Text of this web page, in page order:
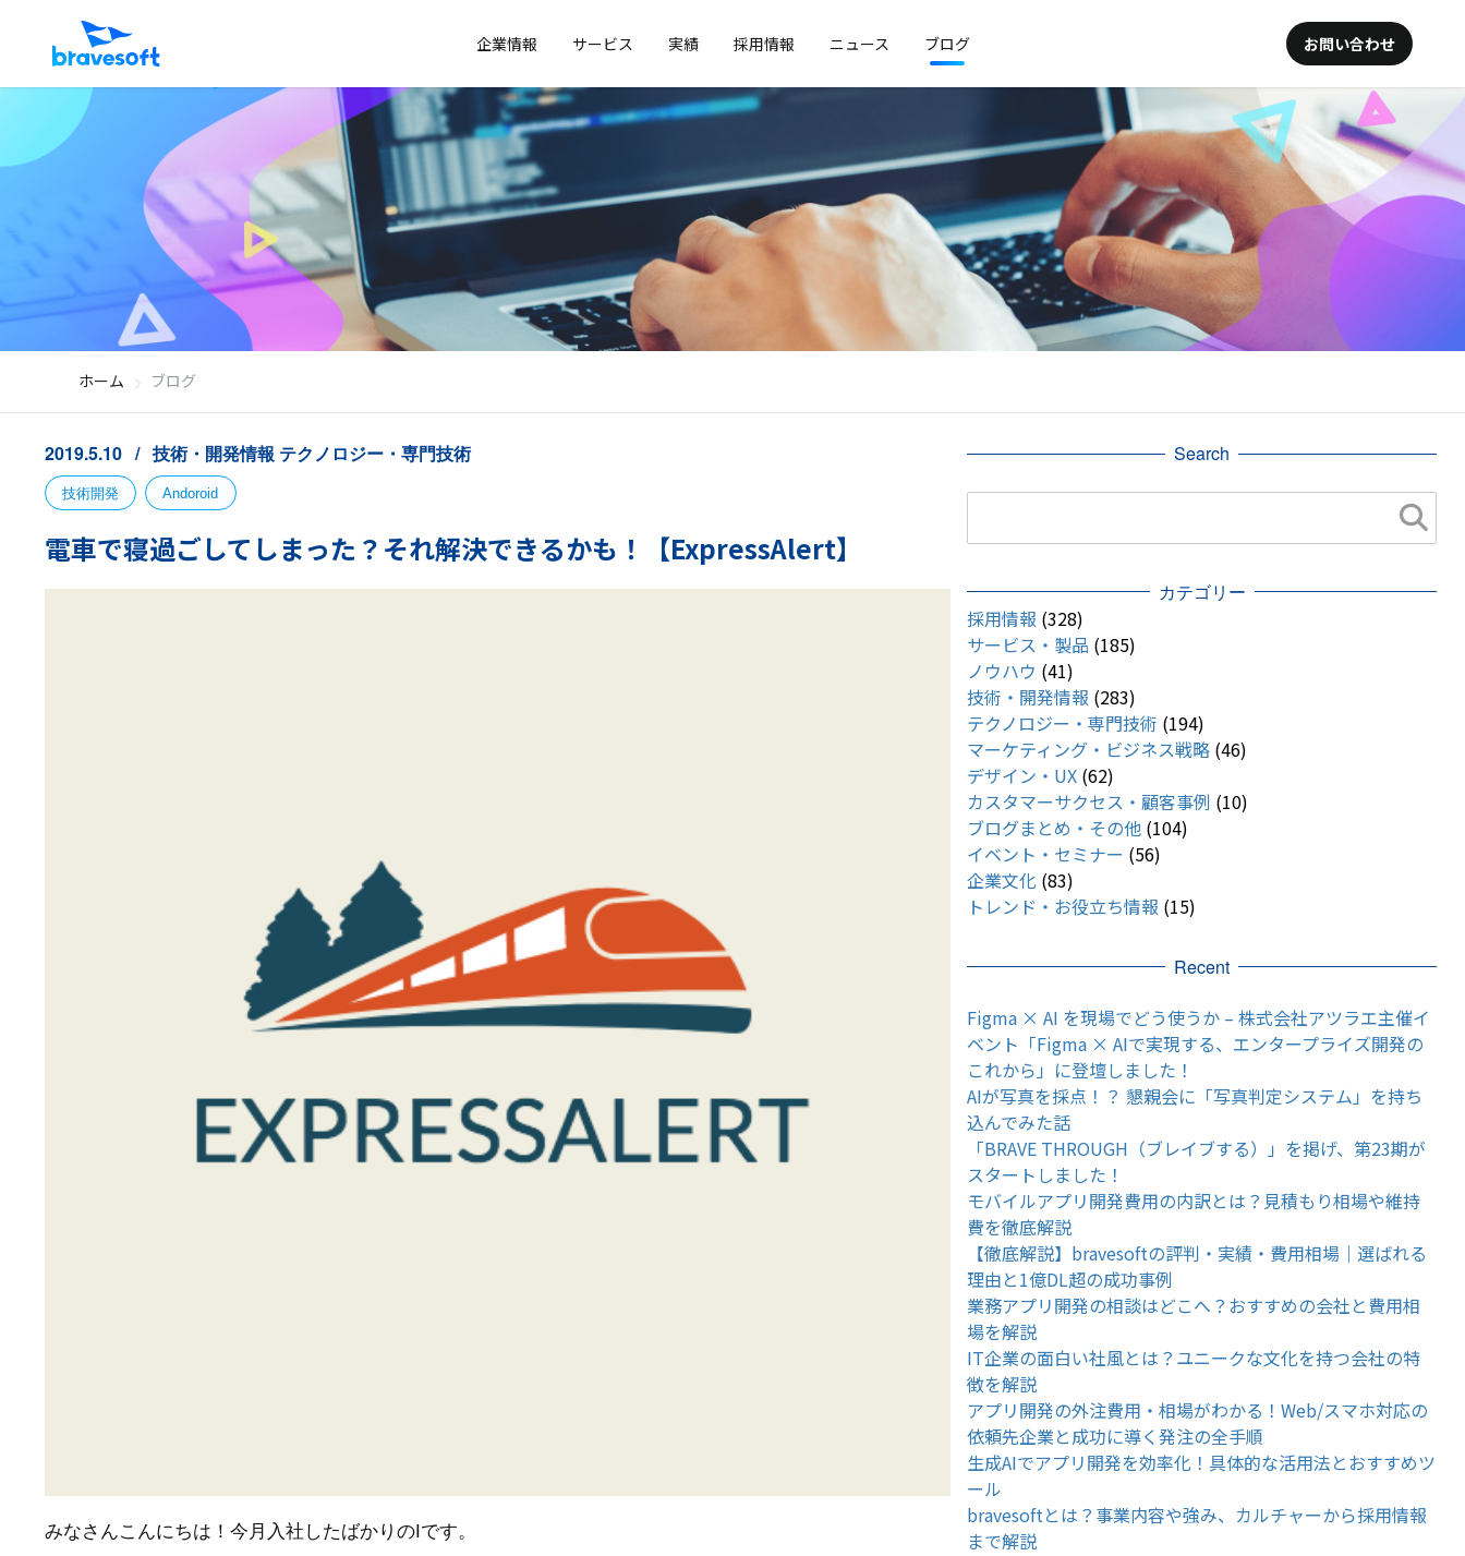
企業情報 サービス 実績 採用情報 ニュース ブログ お問い合わせ
ホーム ブログ
2019.5.10 技術・開発情報 テクノロジー・専門技術
技術開発 Andoroid
電車で寝過ごしてしまった？それ解決できるかも！【ExpressAlert】
みなさんこんにちは！今月入社したばかりのIです。
Search
カテゴリー
採用情報 (328)
サービス・製品 (185)
ノウハウ (41)
技術・開発情報 (283)
テクノロジー・専門技術 (194)
マーケティング・ビジネス戦略 (46)
デザイン・UX (62)
カスタマーサクセス・顧客事例 (10)
ブログまとめ・その他 (104)
イベント・セミナー (56)
企業文化 (83)
トレンド・お役立ち情報 (15)
Recent
Figma × AI を現場でどう使うか – 株式会社アツラエ主催イ
ベント「Figma × AIで実現する、エンタープライズ開発の
これから」に登壇しました！
AIが写真を採点！？ 懇親会に「写真判定システム」を持ち
込んでみた話
「BRAVE THROUGH（ブレイブする）」を掲げ、第23期が
スタートしました！
モバイルアプリ開発費用の内訳とは？見積もり相場や維持
費を徹底解説
【徹底解説】bravesoftの評判・実績・費用相場｜選ばれる
理由と1億DL超の成功事例
業務アプリ開発の相談はどこへ？おすすめの会社と費用相
場を解説
IT企業の面白い社風とは？ユニークな文化を持つ会社の特
徴を解説
アプリ開発の外注費用・相場がわかる！Web/スマホ対応の
依頼先企業と成功に導く発注の全手順
生成AIでアプリ開発を効率化！具体的な活用法とおすすめツ
ール
bravesoftとは？事業内容や強み、カルチャーから採用情報
まで解説